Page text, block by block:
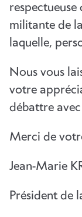
respectueuse
militante de
laquelle,
Nous vous
votre
débattre
Merci de
Jean-Marie
Président de